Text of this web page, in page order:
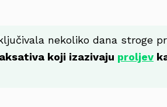
nekoliko dana stroge
koji izazivaju proljev